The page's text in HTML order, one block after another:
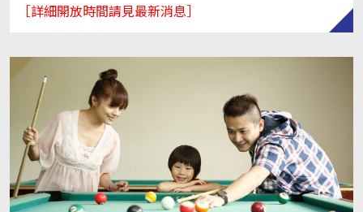
［詳細開放時間請見最新消息］